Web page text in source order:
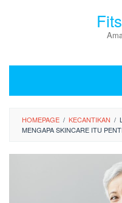
HOMEPAGE / KECANTIKAN /
MENGAPA SKINCARE ITU